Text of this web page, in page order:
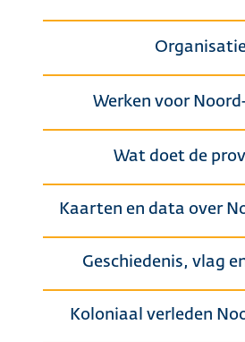
Werken voor
Wat doet de
Kaarten en data over
Geschiedenis, vlag
Koloniaal verleden